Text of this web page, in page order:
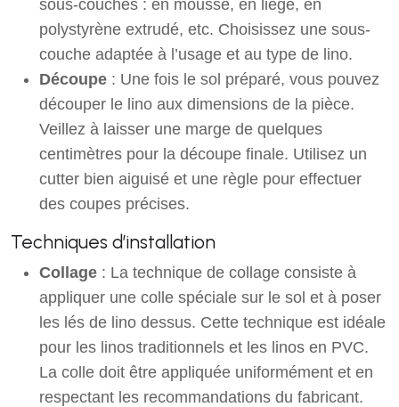
sous-couches : en mousse, en liège, en
polystyrène extrudé, etc. Choisissez une sous-
couche adaptée à l’usage et au type de lino.
Découpe : Une fois le sol préparé, vous pouvez
découper le lino aux dimensions de la pièce.
Veillez à laisser une marge de quelques
centimètres pour la découpe finale. Utilisez un
cutter bien aiguisé et une règle pour effectuer
des coupes précises.
Techniques d’installation
Collage : La technique de collage consiste à
appliquer une colle spéciale sur le sol et à poser
les lés de lino dessus. Cette technique est idéale
pour les linos traditionnels et les linos en PVC.
La colle doit être appliquée uniformément et en
respectant les recommandations du fabricant.